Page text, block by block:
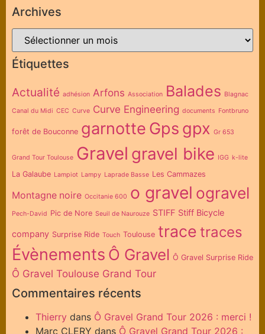
Archives
Étiquettes
Actualité adhésion Arfons Association Balades Blagnac
Canal du Midi CEC Curve Curve Engineering documents Fontbruno
forêt de Bouconne garnotte Gps gpx Gr 653
Grand Tour Toulouse Gravel gravel bike IGG k-lite
La Galaube Lampiot Lampy Laprade Basse Les Cammazes
Montagne noire Occitanie 600 o gravel ogravel
Pech-David Pic de Nore Seuil de Naurouze STIFF Stiff Bicycle
company Surprise Ride Touch Toulouse trace traces
Évènements Ô Gravel Ô Gravel Surprise Ride
Ô Gravel Toulouse Grand Tour
Commentaires récents
Thierry dans Ô Gravel Grand Tour 2026 : merci !
Marc CLERY dans Ô Gravel Grand Tour 2026 :